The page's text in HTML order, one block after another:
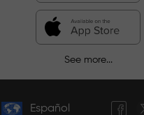
See more...
Español